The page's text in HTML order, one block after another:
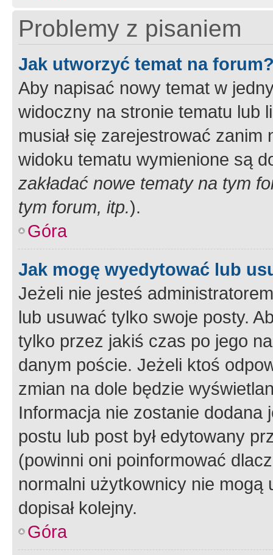
Problemy z pisaniem
Jak utworzyć temat na
Aby napisać nowy temat w
widoczny na stronie tematu lub
musiał się zarejestrować
widoku tematu wymienione są
zakładać nowe tematy na tym
tym forum, itp.).
Góra
Jak mogę wyedytować lub
Jeżeli nie jesteś
lub usuwać tylko swoje posty.
tylko przez jakiś czas po jego
danym poście. Jeżeli ktoś
zmian na dole będzie
Informacja nie zostanie dodana
postu lub post był edytowany
(powinni oni poinformować
normalni użytkownicy nie
dopisał kolejny.
Góra